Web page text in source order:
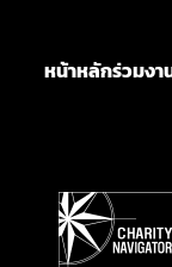
หน้าหลักร่วมงา